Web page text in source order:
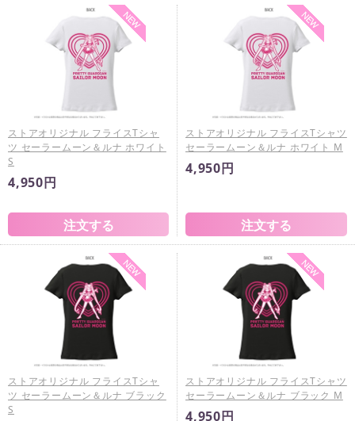
ストアオリジナル フライスTシャ
ツ セーラームーン＆ルナ ホワイト
S
4,950円
ストアオリジナル フライスTシャツ
セーラームーン＆ルナ ホワイト M
4,950円
ストアオリジナル フライスTシャ
ツ セーラームーン＆ルナ ブラック
S
ストアオリジナル フライスTシャツ
セーラームーン＆ルナ ブラック M
4,950円